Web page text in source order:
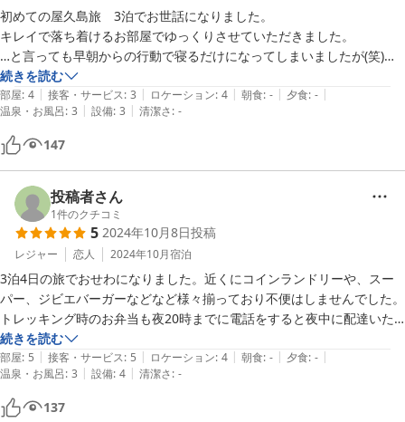
初めての屋久島旅　3泊でお世話になりました。
キレイで落ち着けるお部屋でゆっくりさせていただきました。
…と言っても早朝からの行動で寝るだけになってしまいましたが(笑)
滞在中ずっと良いお天気で、早朝の満天の星空は忘れません。
ありがとうございました。
続きを読む
部屋: 4 | 接客・サービス: 3 | ロケーション: 4 | 朝食: - | 夕食: - |
温泉・お風呂: 3 | 設備: 3 | 清潔さ: -
147
投稿者さん
1件のクチコミ
5 2024年10月8日投稿
レジャー 恋人 2024年10月宿泊
3泊4日の旅でおせわになりました。近くにコインランドリーや、スー
パー、ジビエバーガーなどなど様々揃っており不便はしませんでした。
トレッキング時のお弁当も夜20時までに電話をすると夜中に配達いた
だけて大変助かりました。また、周りの音も気にせず過ごせたのがよか
ったです。室内には靴乾燥機もおいてありこちらも重宝しました。雨の
屋久島には必須です。
また泊まりたいと思います。
続きを読む
部屋: 5 | 接客・サービス: 5 | ロケーション: 4 | 朝食: - | 夕食: - |
温泉・お風呂: 3 | 設備: 4 | 清潔さ: -
137